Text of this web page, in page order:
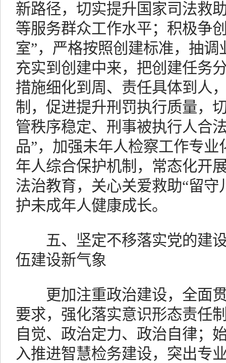
新路径，切实提升国家司法救
等服务群众工作水平；积极争
室”，严格按照创建标准，抽
充实到创建中来，把创建任务
措施细化到周、责任具体到人
制，促进提升刑罚执行质量，
管秩序稳定、刑事被执行人合
品”，加强未年人检察工作专
年人综合保护机制，常态化开
法治教育，关心关爱救助“留守
护未成年人健康成长。
五、坚定不移落实党的建设
伍建设新气象
更加注重政治建设，全面贯
要求，强化落实意识形态责任
自觉、政治定力、政治自律；
入推进智慧检务建设，突出专